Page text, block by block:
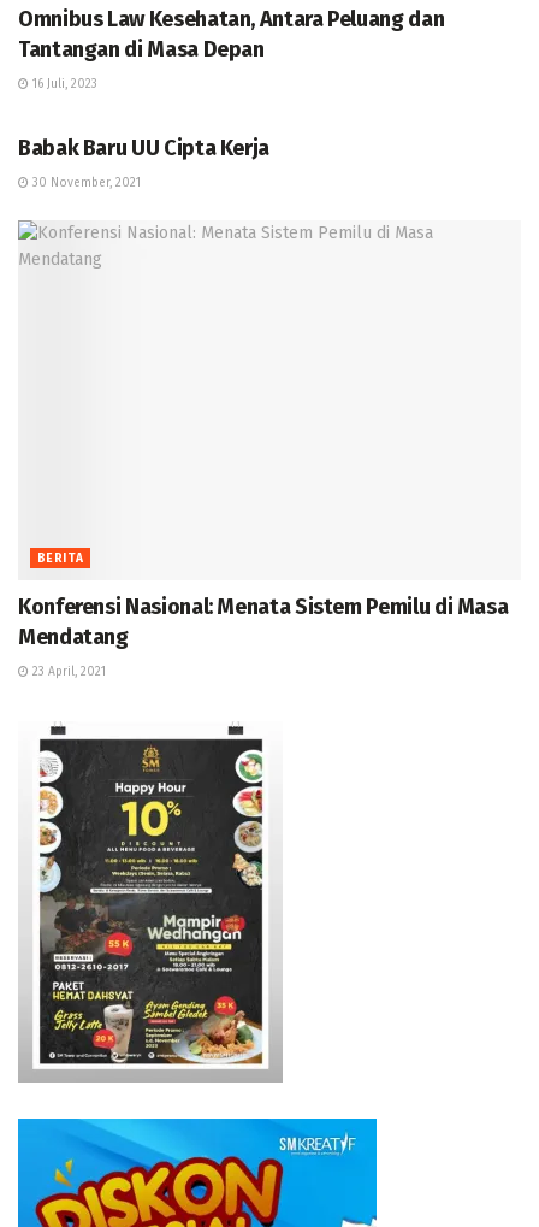
Omnibus Law Kesehatan, Antara Peluang dan
Tantangan di Masa Depan
16 Juli, 2023
Babak Baru UU Cipta Kerja
30 November, 2021
BERITA
Konferensi Nasional: Menata Sistem Pemilu di Masa
Mendatang
23 April, 2021